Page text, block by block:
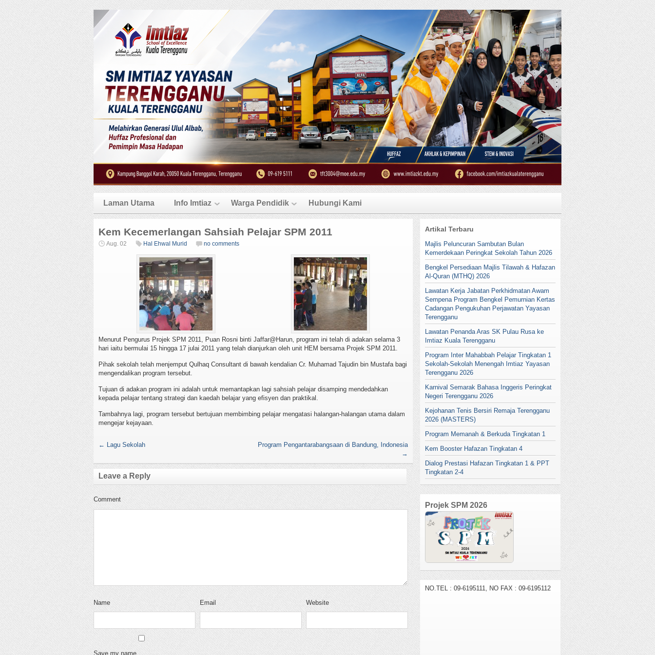
Laman Utama Info Imtiaz Warga Pendidik Hubungi Kami
Kem Kecemerlangan Sahsiah Pelajar SPM 2011
Aug. 02 Hal Ehwal Murid no comments
Menurut Pengurus Projek SPM 2011, Puan Rosni binti Jaffar@Harun, program ini telah di adakan selama 3
hari iaitu bermulai 15 hingga 17 julai 2011 yang telah dianjurkan oleh unit HEM bersama Projek SPM 2011.
Pihak sekolah telah menjemput Qulhaq Consultant di bawah kendalian Cr. Muhamad Tajudin bin Mustafa bagi
mengendalikan program tersebut.
Tujuan di adakan program ini adalah untuk memantapkan lagi sahsiah pelajar disamping mendedahkan
kepada pelajar tentang strategi dan kaedah belajar yang efisyen dan praktikal.
Tambahnya lagi, program tersebut bertujuan membimbing pelajar mengatasi halangan-halangan utama dalam
mengejar kejayaan.
← Lagu Sekolah
Program Pengantarabangsaan di Bandung, Indonesia
→
Leave a Reply
Comment
Name Email Website
Save my name,
Artikal Terbaru
Majlis Peluncuran Sambutan Bulan
Kemerdekaan Peringkat Sekolah Tahun 2026
Bengkel Persediaan Majlis Tilawah & Hafazan
Al-Quran (MTHQ) 2026
Lawatan Kerja Jabatan Perkhidmatan Awam
Sempena Program Bengkel Pemurnian Kertas
Cadangan Pengukuhan Perjawatan Yayasan
Terengganu
Lawatan Penanda Aras SK Pulau Rusa ke
Imtiaz Kuala Terengganu
Program Inter Mahabbah Pelajar Tingkatan 1
Sekolah-Sekolah Menengah Imtiaz Yayasan
Terengganu 2026
Karnival Semarak Bahasa Inggeris Peringkat
Negeri Terengganu 2026
Kejohanan Tenis Bersiri Remaja Terengganu
2026 (MASTERS)
Program Memanah & Berkuda Tingkatan 1
Kem Booster Hafazan Tingkatan 4
Dialog Prestasi Hafazan Tingkatan 1 & PPT
Tingkatan 2-4
Projek SPM 2026